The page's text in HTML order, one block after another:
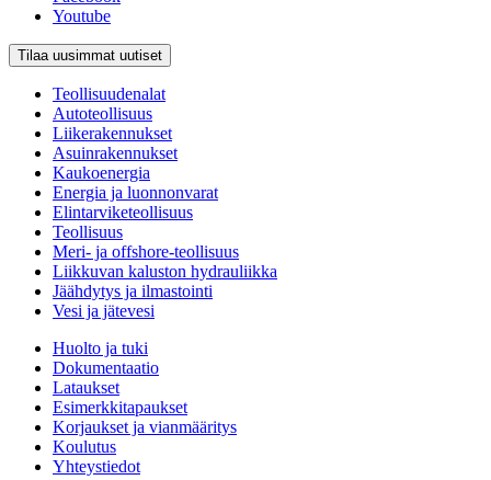
Youtube
Tilaa uusimmat uutiset
Teollisuudenalat
Autoteollisuus
Liikerakennukset
Asuinrakennukset
Kaukoenergia
Energia ja luonnonvarat
Elintarviketeollisuus
Teollisuus
Meri- ja offshore-teollisuus
Liikkuvan kaluston hydrauliikka
Jäähdytys ja ilmastointi
Vesi ja jätevesi
Huolto ja tuki
Dokumentaatio
Lataukset
Esimerkkitapaukset
Korjaukset ja vianmääritys
Koulutus
Yhteystiedot